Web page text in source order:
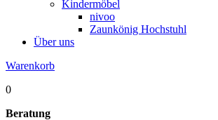
Kindermöbel
nivoo
Zaunkönig Hochstuhl
Über uns
Warenkorb
0
Beratung